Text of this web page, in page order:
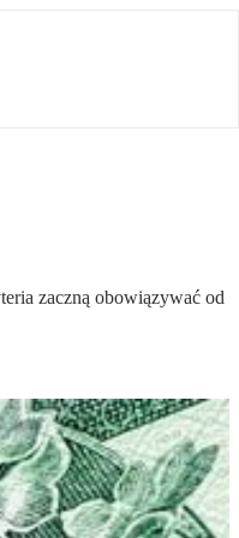
zaczną obowiązywać od